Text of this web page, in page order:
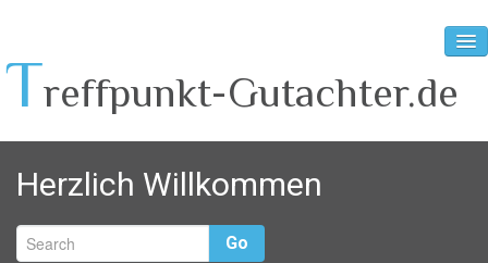
Treffpunkt-Gutachter.de
Home
Info-Themen
Planungshilfen
Herzlich Willkommen
Go